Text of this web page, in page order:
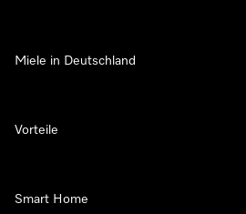
Miele in Deutschland
Vorteile
Smart Home